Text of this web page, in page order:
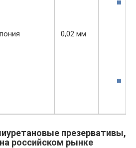
0,02 мм
презервативы,
российском рынке